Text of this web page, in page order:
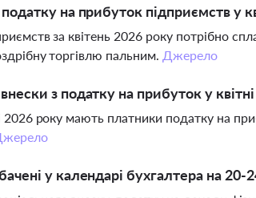
на прибуток підприємств у
за квітень 2026 року потрібно
торгівлю пальним. Джерело
з податку на прибуток у
2026 року мають платники податку на
у календарі бухгалтера на 20-